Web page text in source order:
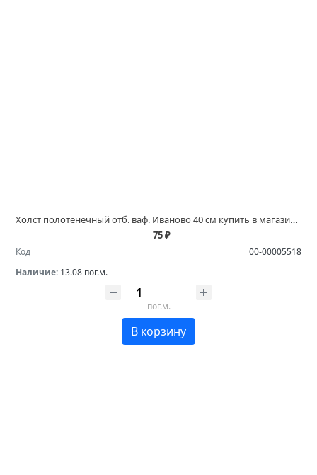
Холст полотенечный отб. ваф. Иваново 40 см купить в магазинах Белово и Ленинск Кузнецком
75 ₽
Код
00-00005518
Наличие: 13.08 пог.м.
пог.м.
В корзину